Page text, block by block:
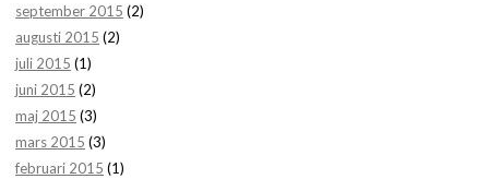
september 2015 (2)
augusti 2015 (2)
juli 2015 (1)
juni 2015 (2)
maj 2015 (3)
mars 2015 (3)
februari 2015 (1)